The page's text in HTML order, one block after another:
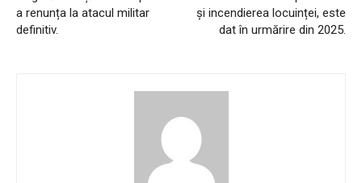
a renunța la atacul militar
definitiv.
și incendierea locuinței, este
dat în urmărire din 2025.